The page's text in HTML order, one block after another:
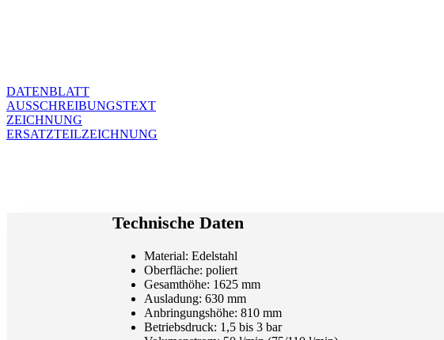
DATENBLATT
AUSSCHREIBUNGSTEXT
ZEICHNUNG
ERSATZTEILZEICHNUNG
Technische Daten
Material: Edelstahl
Oberfläche: poliert
Gesamthöhe: 1625 mm
Ausladung: 630 mm
Anbringungshöhe: 810 mm
Betriebsdruck: 1,5 bis 3 bar